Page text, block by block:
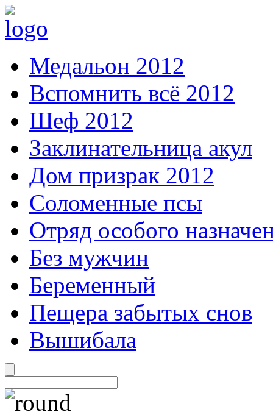
Медальон 2012
Вспомнить всё 2012
Шеф 2012
Заклинательница акул
Дом призрак 2012
Соломенные псы
Отряд особого
Без мужчин
Беременный
Пещера забытых снов
Вышибала